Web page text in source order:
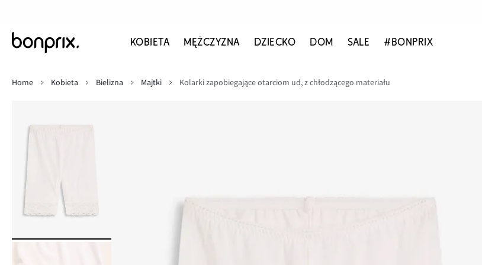
KOBIETA MĘŻCZYZNA DZIECKO DOM SALE #BONPRIX
Home
Kobieta Bielizna Majtki Kolarki zapobiegające otarciom ud, z chłodzącego materiału